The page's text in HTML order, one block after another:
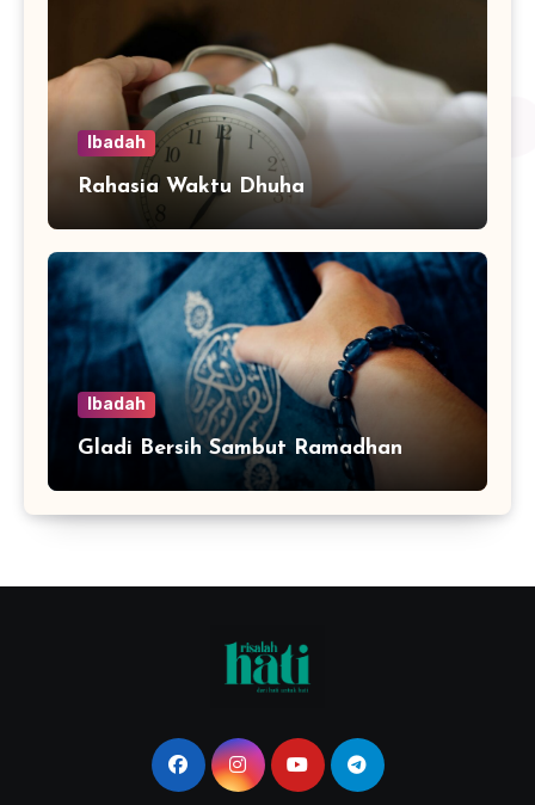
Ibadah
Rahasia Waktu Dhuha
Ibadah
Gladi Bersih Sambut Ramadhan